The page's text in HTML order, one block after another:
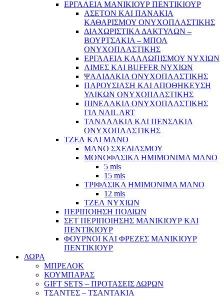
ΕΡΓΑΛΕΙΑ ΜΑΝΙΚΙΟΥΡ ΠΕΝΤΙΚΙΟΥΡ
ΑΣΕΤΟΝ ΚΑΙ ΠΑΝΑΚΙΑ
ΚΑΘΑΡΙΣΜΟΥ ΟΝΥΧΟΠΛΑΣΤΙΚΗΣ
ΔΙΑΧΩΡΙΣΤΙΚΑ ΔΑΚΤΥΛΩΝ –
ΒΟΥΡΤΣΑΚΙΑ – ΜΠΟΛ
ΟΝΥΧΟΠΛΑΣΤΙΚΗΣ
ΕΡΓΑΛΕΙΑ ΚΑΛΛΩΠΙΣΜΟΥ ΝΥΧΙΩΝ
ΛΙΜΕΣ ΚΑΙ BUFFER ΝΥΧΙΩΝ
ΨΑΛΙΔΑΚΙΑ ΟΝΥΧΟΠΛΑΣΤΙΚΗΣ
ΠΑΡΟΥΣΙΑΣΗ ΚΑΙ ΑΠΟΘΗΚΕΥΣΗ
ΥΛΙΚΩΝ ΟΝΥΧΟΠΛΑΣΤΙΚΗΣ
ΠΙΝΕΛΑΚΙΑ ΟΝΥΧΟΠΛΑΣΤΙΚΗΣ
ΓΙΑ NAIL ART
ΤΑΝΑΛΑΚΙΑ ΚΑΙ ΠΕΝΣΑΚΙΑ
ΟΝΥΧΟΠΛΑΣΤΙΚΗΣ
ΤΖΕΛ ΚΑΙ ΜΑΝΟ
ΜΑΝΟ ΣΧΕΔΙΑΣΜΟΥ
ΜΟΝΟΦΑΣΙΚΑ ΗΜΙΜΟΝΙΜΑ ΜΑΝΟ
5 mls
15 mls
ΤΡΙΦΑΣΙΚΑ ΗΜΙΜΟΝΙΜΑ ΜΑΝΟ
12 mls
ΤΖΕΛ ΝΥΧΙΩΝ
ΠΕΡΙΠΟΙΗΣΗ ΠΟΔΙΩΝ
ΣΕΤ ΠΕΡΙΠΟΙΗΣΗΣ ΜΑΝΙΚΙΟΥΡ ΚΑΙ
ΠΕΝΤΙΚΙΟΥΡ
ΦΟΥΡΝΟΙ ΚΑΙ ΦΡΕΖΕΣ ΜΑΝΙΚΙΟΥΡ
ΠΕΝΤΙΚΙΟΥΡ
ΔΩΡΑ
ΜΠΡΕΛΟΚ
ΚΟΥΜΠΑΡΑΣ
GIFT SETS – ΠΡΟΤΑΣΕΙΣ ΔΩΡΩΝ
ΤΣΑΝΤΕΣ – ΤΣΑΝΤΑΚΙΑ